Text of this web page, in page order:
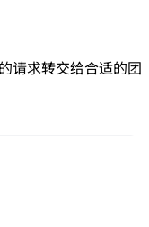
请求转交给合适的团